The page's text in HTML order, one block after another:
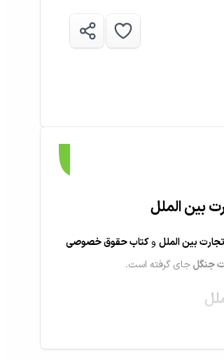
بین الملل
بین المللوکتاب حقوق خصوصی
جنگلجای گرفته است.